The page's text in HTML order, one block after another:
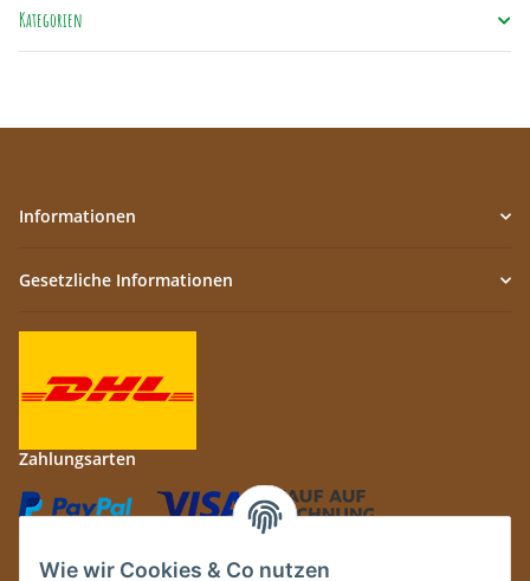
Wie wir Cookies & Co nutzen
Kategorien
Informationen
Gesetzliche Informationen
Zahlungsarten